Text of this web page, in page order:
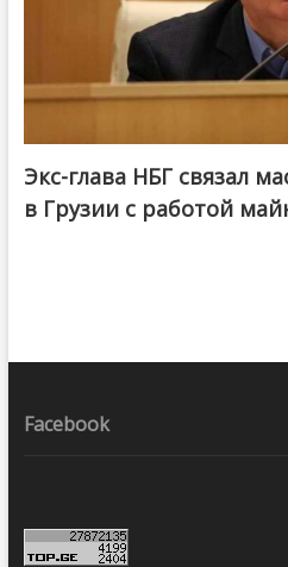
Экс-глава НБГ связал
в Грузии с работой
Facebook